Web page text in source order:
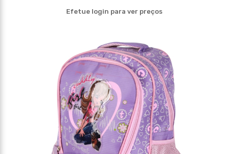
Efetue login para ver preços